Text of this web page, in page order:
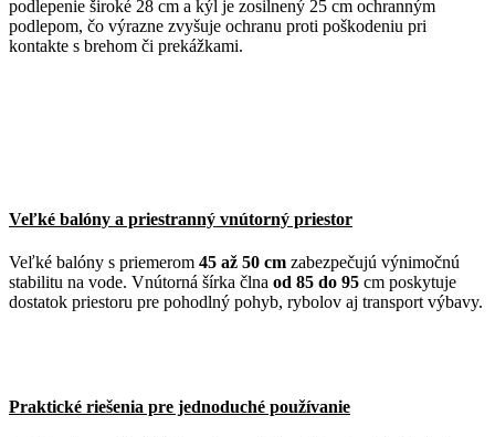
podlepenie široké 28 cm a kýl je zosilnený 25 cm ochranným
podlepom, čo výrazne zvyšuje ochranu proti poškodeniu pri
kontakte s brehom či prekážkami.
Veľké balóny a priestranný vnútorný priestor
Veľké balóny s priemerom 45 až 50 cm zabezpečujú výnimočnú
stabilitu na vode. Vnútorná šírka člna od 85 do 95 cm poskytuje
dostatok priestoru pre pohodlný pohyb, rybolov aj transport výbavy.
Praktické riešenia pre jednoduché používanie